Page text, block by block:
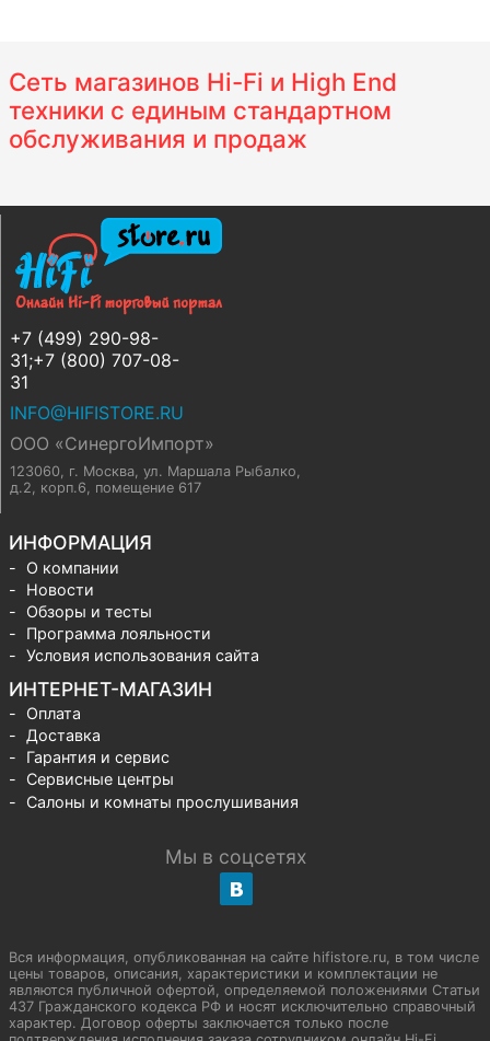
Сеть магазинов Hi-Fi и High End
техники с единым стандартном
обслуживания и продаж
+7 (499) 290-98-
31;+7 (800) 707-08-
31
INFO@HIFISTORE.RU
ООО «СинергоИмпорт»
123060, г. Москва, ул. Маршала Рыбалко,
д.2, корп.6, помещение 617
ИНФОРМАЦИЯ
О компании
Новости
Обзоры и тесты
Программа лояльности
Условия использования сайта
ИНТЕРНЕТ-МАГАЗИН
Оплата
Доставка
Гарантия и сервис
Сервисные центры
Салоны и комнаты прослушивания
Мы в соцсетях
Вся информация, опубликованная на сайте hifistore.ru, в том числе
цены товаров, описания, характеристики и комплектации не
являются публичной офертой, определяемой положениями Статьи
437 Гражданского кодекса РФ и носят исключительно справочный
характер. Договор оферты заключается только после